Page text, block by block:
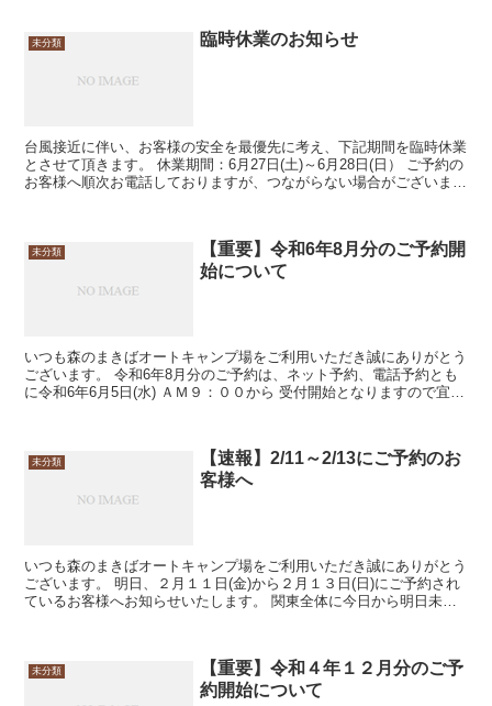
未分類 臨時休業のお知らせ
台風接近に伴い、お客様の安全を最優先に考え、下記期間を臨時休業
とさせて頂きます。 休業期間：6月27日(土)～6月28日(日） ご予約の
お客様へ順次お電話しておりますが、つながらない場合がございま
未分類
【重要】令和6年8月分のご予約開
始について
いつも森のまきばオートキャンプ場をご利用いただき誠にありがとう
ございます。 令和6年8月分のご予約は、ネット予約、電話予約とも
に令和6年6月5日(水) ＡＭ９：００から 受付開始となりますので宜し
未分類
【速報】2/11～2/13にご予約のお
客様へ
いつも森のまきばオートキャンプ場をご利用いただき誠にありがとう
ございます。 明日、２月１１日(金)から２月１３日(日)にご予約され
ているお客様へお知らせいたします。 関東全体に今日から明日未明
未分類
【重要】令和４年１２月分のご予
約開始について